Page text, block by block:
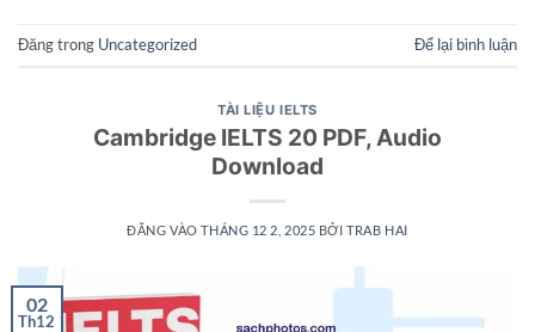
Đăng trong Uncategorized Để lại bình luận
TÀI LIỆU IELTS
Cambridge IELTS 20 PDF, Audio
Download
ĐĂNG VÀOTHÁNG 12 2, 2025 BỞITRAB HAI
02
Th12